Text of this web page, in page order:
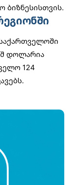
ბიზნესისთვის.
დოლარია
124